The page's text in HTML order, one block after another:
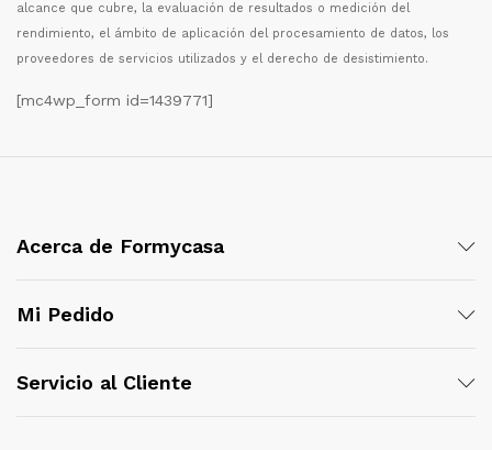
alcance que cubre, la evaluación de resultados o medición del
rendimiento, el ámbito de aplicación del procesamiento de datos, los
proveedores de servicios utilizados y el derecho de desistimiento.
[mc4wp_form id=1439771]
Acerca de Formycasa
Mi Pedido
Servicio al Cliente